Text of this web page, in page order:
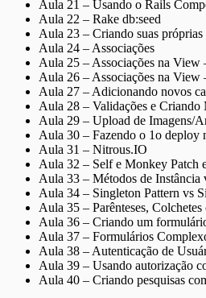
Aula 21 – Usando o Rails
Aula 22 – Rake db:seed
Aula 23 – Criando suas próprias
Aula 24 – Associações
Aula 25 – Associações na View
Aula 26 – Associações na View
Aula 27 – Adicionando novos
Aula 28 – Validações e Criando
Aula 29 – Upload de Imagens/
Aula 30 – Fazendo o 1o deploy
Aula 31 – Nitrous.IO
Aula 32 – Self e Monkey Patch
Aula 33 – Métodos de Instância
Aula 34 – Singleton Pattern vs
Aula 35 – Parênteses,
Aula 36 – Criando um
Aula 37 – Formulários
Aula 38 – Autenticação de
Aula 39 – Usando autorização
Aula 40 – Criando pesquisas